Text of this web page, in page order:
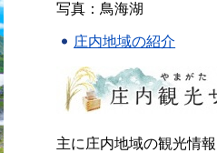
写真：鳥海湖
庄内地域の紹介
主に庄内地域の観光情報